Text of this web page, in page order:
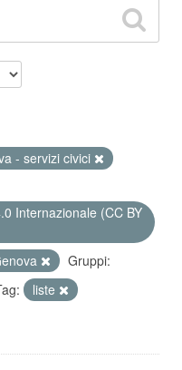
- servizi civici
Internazionale (CC BY
Gruppi:
liste